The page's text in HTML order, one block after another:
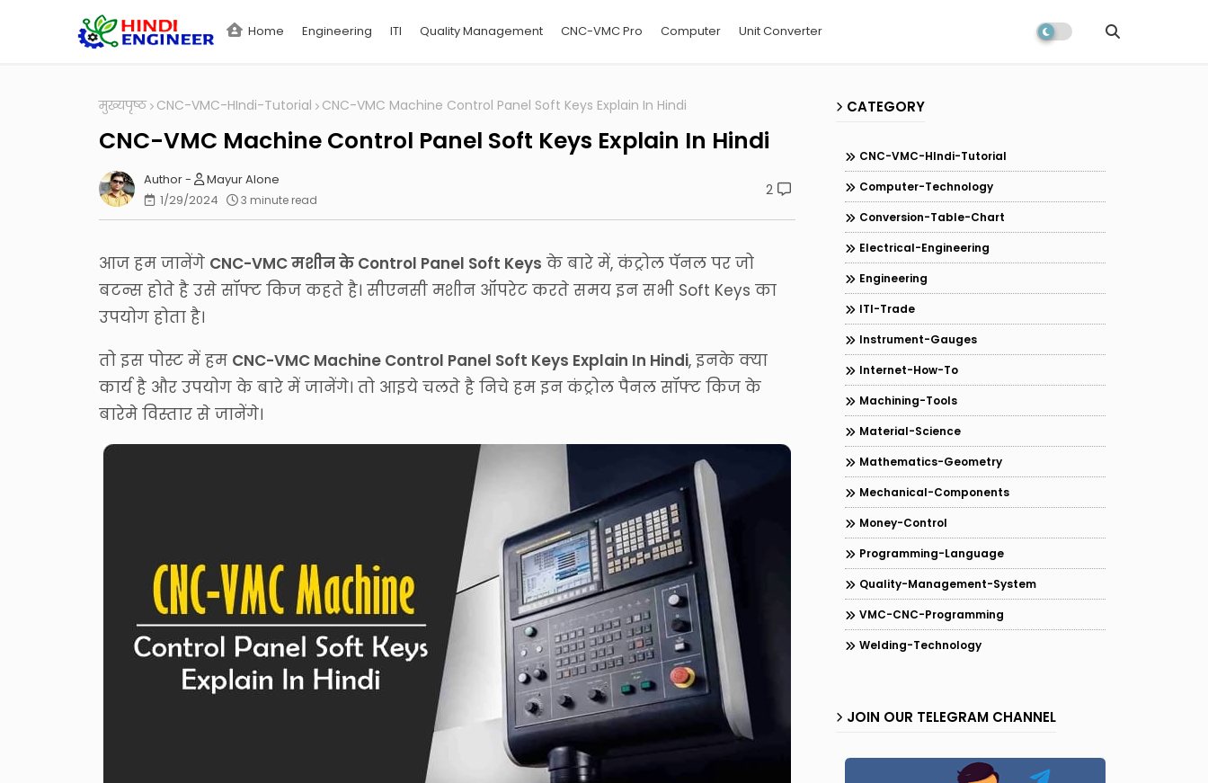
Home Engineering ITI Quality Management CNC-VMC Pro Computer Unit Converter
मुख्यपृष्ठ CNC-VMC-HIndi-Tutorial CNC-VMC Machine Control Panel Soft Keys Explain In Hindi
CNC-VMC Machine Control Panel Soft Keys Explain In Hindi
Mayur Alone
1/29/2024
3 minute read
2
आज हम जानेंगे CNC-VMC मशीन के Control Panel Soft Keys के बारे में, कंट्रोल पॅनल पर जो
बटन्स होते है उसे सॉफ्ट किज कहते है। सीएनसी मशीन ऑपरेट करते समय इन सभी Soft Keys का
उपयोग होता है।
तो इस पोस्ट में हम CNC-VMC Machine Control Panel Soft Keys Explain In Hindi, इनके क्या
कार्य है और उपयोग के बारे में जानेंगे। तो आइये चलते है निचे हम इन कंट्रोल पैनल सॉफ्ट किज के
बारेमे विस्तार से जानेंगे।
CATEGORY
CNC-VMC-HIndi-Tutorial
Computer-Technology
Conversion-Table-Chart
Electrical-Engineering
Engineering
ITI-Trade
Instrument-Gauges
Internet-How-To
Machining-Tools
Material-Science
Mathematics-Geometry
Mechanical-Components
Money-Control
Programming-Language
Quality-Management-System
VMC-CNC-Programming
Welding-Technology
JOIN OUR TELEGRAM CHANNEL